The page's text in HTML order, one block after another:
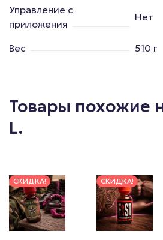
Управление с
приложения
Нет
Вес 510 г
Товары похожие
L.
СКИДКА! СКИДКА!